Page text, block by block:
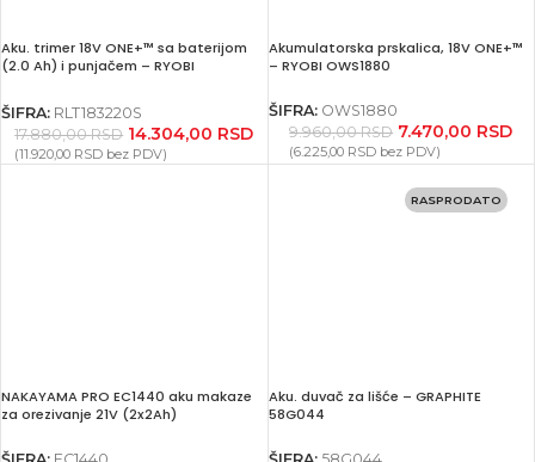
Aku. trimer 18V ONE+™ sa baterijom
(2.0 Ah) i punjačem – RYOBI
ŠIFRA: RLT183220S
17.880,00RSD 14.304,00 RSD
(11.920,00 RSD bez PDV)
Akumulatorska prskalica, 18V ONE+™
– RYOBI OWS1880
ŠIFRA: OWS1880
9.960,00RSD 7.470,00 RSD
(6.225,00 RSD bez PDV)
NAKAYAMA PRO EC1440 aku makaze
za orezivanje 21V (2x2Ah)
RASPRODATO
Aku. duvač za lišće – GRAPHITE
58G044